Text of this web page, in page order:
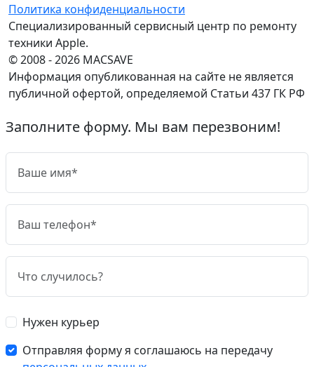
Политика конфиденциальности
Специализированный сервисный центр по ремонту
техники Apple.
© 2008 - 2026 MACSAVE
Информация опубликованная на сайте не является
публичной офертой, определяемой Статьи 437 ГК РФ
Заполните форму. Мы вам перезвоним!
Нужен курьер
Отправляя форму я соглашаюсь на передачу